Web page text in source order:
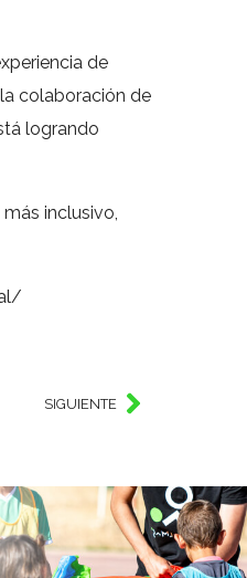
de
colaboración de
logrando
inclusivo,
SIGUIENTE